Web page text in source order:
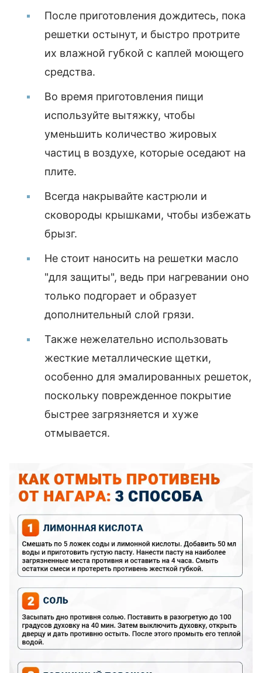
После приготовления дождитесь, пока
решетки остынут, и быстро протрите
их влажной губкой с каплей моющего
средства.
Во время приготовления пищи
используйте вытяжку, чтобы
уменьшить количество жировых
частиц в воздухе, которые оседают на
плите.
Всегда накрывайте кастрюли и
сковороды крышками, чтобы избежать
брызг.
Не стоит наносить на решетки масло
"для защиты", ведь при нагревании оно
только подгорает и образует
дополнительный слой грязи.
Также нежелательно использовать
жесткие металлические щетки,
особенно для эмалированных решеток,
поскольку поврежденное покрытие
быстрее загрязняется и хуже
отмывается.